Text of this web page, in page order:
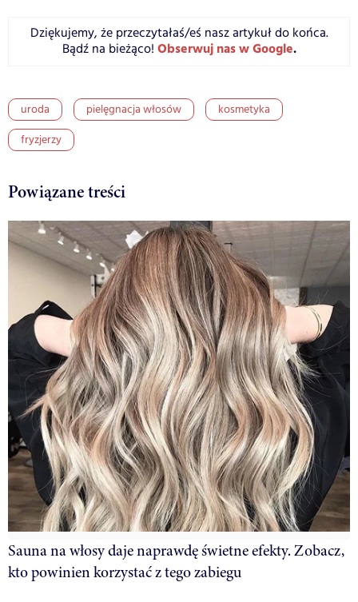
Dziękujemy, że przeczytałaś/eś nasz artykuł do końca.
Bądź na bieżąco! Obserwuj nas w Google.
uroda pielęgnacja włosów
kosmetyka
fryzjerzy
Powiązane treści
Sauna na włosy daje naprawdę świetne efekty. Zobacz,
kto powinien korzystać z tego zabiegu